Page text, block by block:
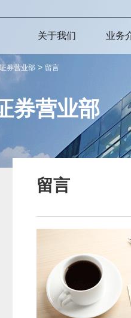
关于我们 业务
券营业部 > 留言
券营业部
留言